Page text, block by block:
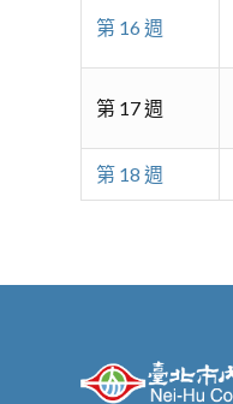
第 16 週
第 17 週
第 18 週